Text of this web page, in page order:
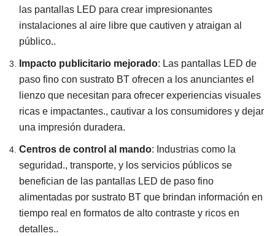
las pantallas LED para crear impresionantes
instalaciones al aire libre que cautiven y atraigan al
público..
Impacto publicitario mejorado: Las pantallas LED de
paso fino con sustrato BT ofrecen a los anunciantes el
lienzo que necesitan para ofrecer experiencias visuales
ricas e impactantes., cautivar a los consumidores y dejar
una impresión duradera.
Centros de control al mando: Industrias como la
seguridad., transporte, y los servicios públicos se
benefician de las pantallas LED de paso fino
alimentadas por sustrato BT que brindan información en
tiempo real en formatos de alto contraste y ricos en
detalles..